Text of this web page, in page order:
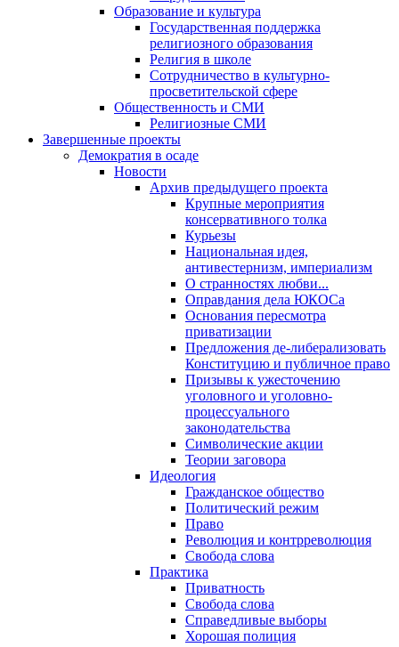
Образование и культура
Государственная поддержка
религиозного образования
Религия в школе
Сотрудничество в культурно-
просветительской сфере
Общественность и СМИ
Религиозные СМИ
Завершенные проекты
Демократия в осаде
Новости
Архив предыдущего проекта
Крупные мероприятия
консервативного толка
Курьезы
Национальная идея,
антивестернизм, империализм
О странностях любви...
Оправдания дела ЮКОСа
Основания пересмотра
приватизации
Предложения де-либерализовать
Конституцию и публичное право
Призывы к ужесточению
уголовного и уголовно-
процессуального
законодательства
Символические акции
Теории заговора
Идеология
Гражданское общество
Политический режим
Право
Революция и контрреволюция
Свобода слова
Практика
Приватность
Свобода слова
Справедливые выборы
Хорошая полиция